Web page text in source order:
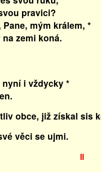
pravici?
mým králem, *
zemi koná.
i vždycky *
obce, již získal sis
věci se ujmi.
II